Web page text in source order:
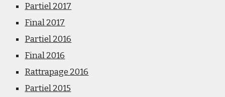
Partiel 2017
Final 2017
Partiel 2016
Final 2016
Rattrapage 2016
Partiel 2015